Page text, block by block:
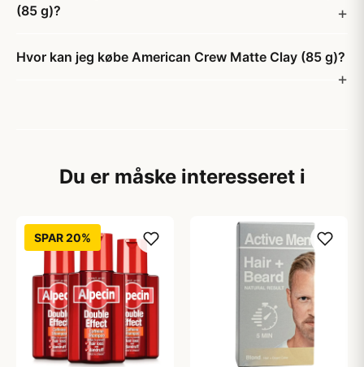
(85 g)?
Hvor kan jeg købe American Crew Matte Clay (85 g)?
Du er måske interesseret i
SPAR 20%